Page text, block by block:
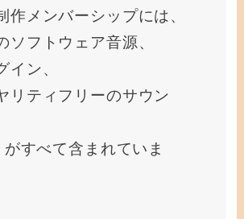
作メンバーシップには、
ソフトウェア音源、
イン、
リティフリーのサウン
がすべて含まれていま